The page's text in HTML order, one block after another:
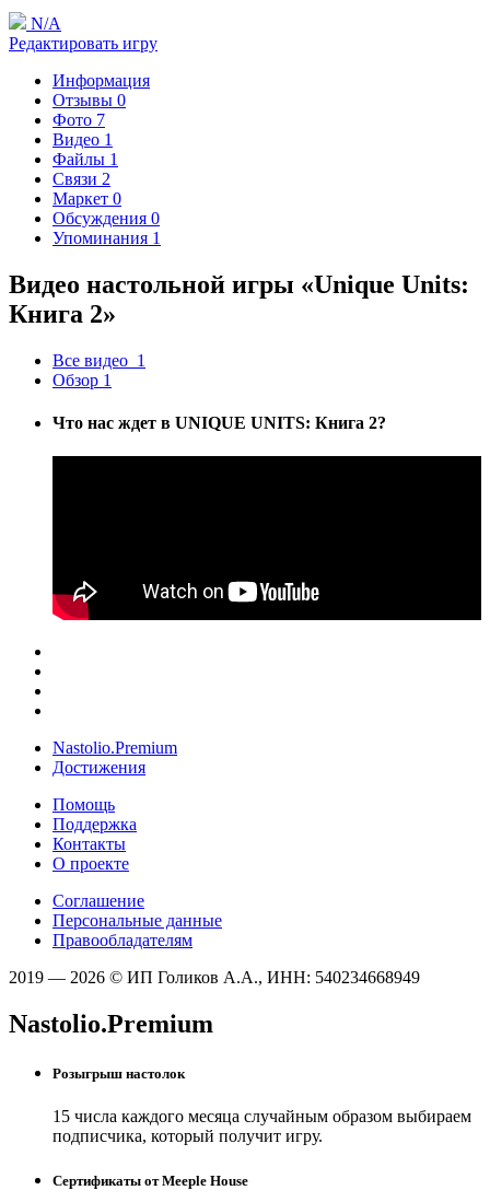
N/A
Редактировать игру
Информация
Отзывы 0
Фото 7
Видео 1
Файлы 1
Связи 2
Маркет 0
Обсуждения 0
Упоминания 1
Видео настольной игры «Unique Units:
Книга 2»
Все видео 1
Обзор 1
Что нас ждет в UNIQUE UNITS: Книга 2?
Nastolio.Premium
Достижения
Помощь
Поддержка
Контакты
О проекте
Соглашение
Персональные данные
Правообладателям
2019 — 2026 © ИП Голиков А.А., ИНН: 540234668949
Nastolio.Premium
Розыгрыш настолок
15 числа каждого месяца случайным образом выбираем
подписчика, который получит игру.
Сертификаты от Meeple House